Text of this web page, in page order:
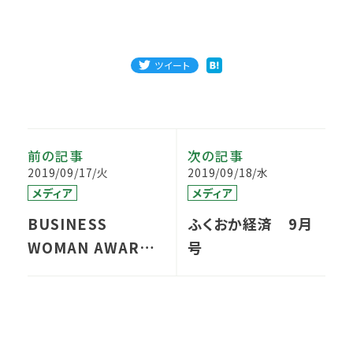
ツイート
前の記事
2019/09/17/火
メディア
BUSINESS
WOMAN AWARD
次の記事
2019/09/18/水
メディア
ふくおか経済 9月
号